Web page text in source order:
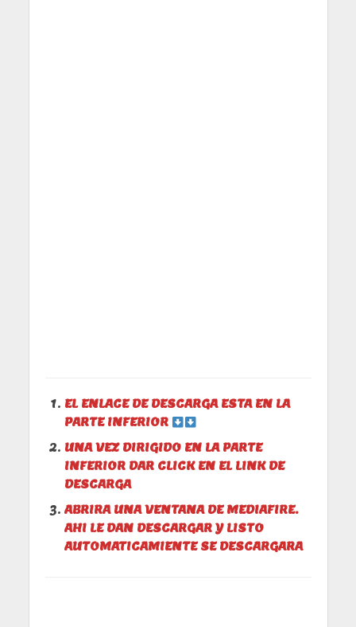
EL ENLACE DE DESCARGA ESTA EN LA
PARTE INFERIOR
UNA VEZ DIRIGIDO EN LA PARTE
INFERIOR DAR CLICK EN EL LINK DE
DESCARGA
ABRIRA UNA VENTANA DE MEDIAFIRE.
AHI LE DAN DESCARGAR Y LISTO
AUTOMATICAMIENTE SE DESCARGARA